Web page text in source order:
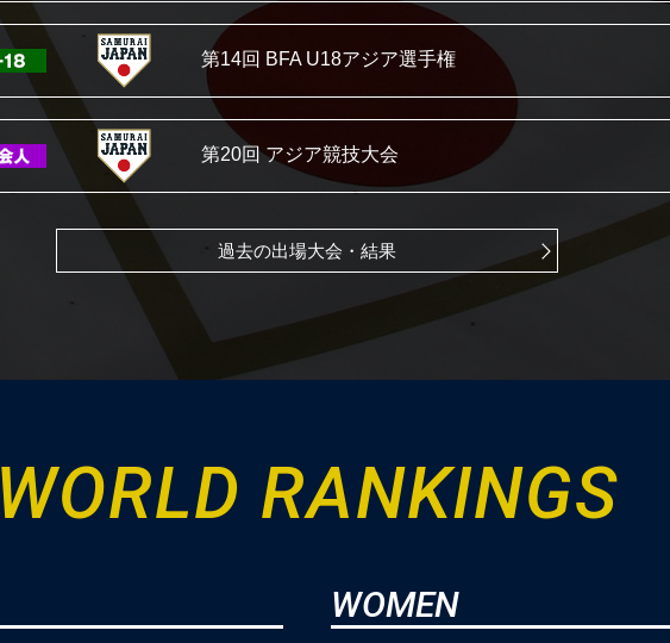
第14回 BFA U18アジア選手権
第20回 アジア競技大会
ラグザス presents WBSC U-15野球ワールドカップ2026
ラグザス presents WBSC
過去の出場大会・結果
WORLD RANKINGS
WOMEN